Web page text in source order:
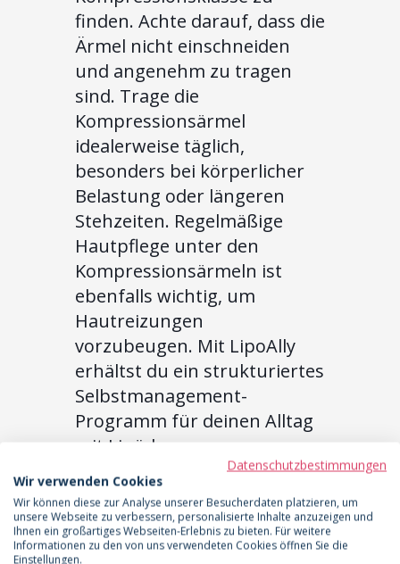
finden. Achte darauf, dass die
Ärmel nicht einschneiden
und angenehm zu tragen
sind. Trage die
Kompressionsärmel
idealerweise täglich,
besonders bei körperlicher
Belastung oder längeren
Stehzeiten. Regelmäßige
Hautpflege unter den
Kompressionsärmeln ist
ebenfalls wichtig, um
Hautreizungen
vorzubeugen. Mit LipoAlly
erhältst du ein strukturiertes
Selbstmanagement-
Programm für deinen Alltag
mit Lipödem.
Gelenkschonende
Bewegung: Yoga,
Datenschutzbestimmungen
Wir verwenden Cookies
Wir können diese zur Analyse unserer Besucherdaten platzieren, um
unsere Webseite zu verbessern, personalisierte Inhalte anzuzeigen und
Ihnen ein großartiges Webseiten-Erlebnis zu bieten. Für weitere
Informationen zu den von uns verwendeten Cookies öffnen Sie die
Einstellungen.